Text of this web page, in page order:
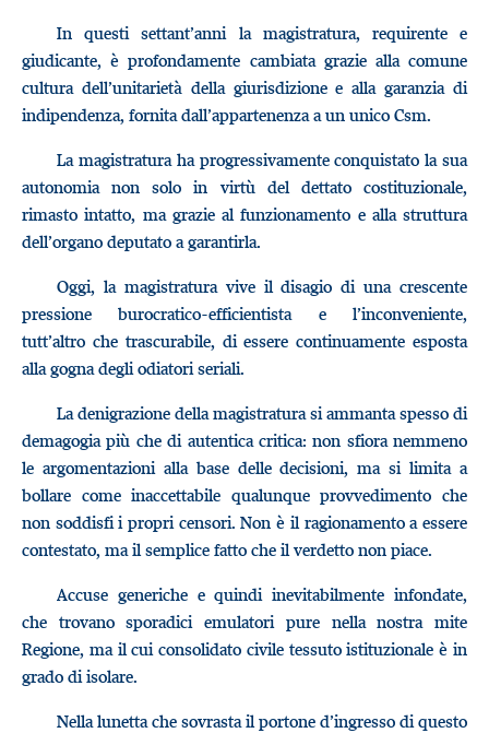
In questi settant’anni la magistratura, requirente e
giudicante, è profondamente cambiata grazie alla comune
cultura dell’unitarietà della giurisdizione e alla garanzia di
indipendenza, fornita dall’appartenenza a un unico Csm.
La magistratura ha progressivamente conquistato la sua
autonomia non solo in virtù del dettato costituzionale,
rimasto intatto, ma grazie al funzionamento e alla struttura
dell’organo deputato a garantirla.
Oggi, la magistratura vive il disagio di una crescente
pressione burocratico-efficientista e l’inconveniente,
tutt’altro che trascurabile, di essere continuamente esposta
alla gogna degli odiatori seriali.
La denigrazione della magistratura si ammanta spesso di
demagogia più che di autentica critica: non sfiora nemmeno
le argomentazioni alla base delle decisioni, ma si limita a
bollare come inaccettabile qualunque provvedimento che
non soddisfi i propri censori. Non è il ragionamento a essere
contestato, ma il semplice fatto che il verdetto non piace.
Accuse generiche e quindi inevitabilmente infondate,
che trovano sporadici emulatori pure nella nostra mite
Regione, ma il cui consolidato civile tessuto istituzionale è in
grado di isolare.
Nella lunetta che sovrasta il portone d’ingresso di questo